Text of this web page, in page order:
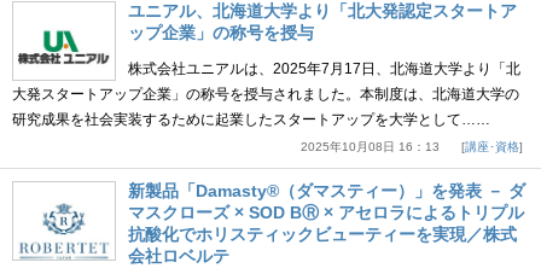
ユニアル、北海道大学より「北大発認定スタートア
ップ企業」の称号を授与
株式会社ユニアルは、2025年7月17日、北海道大学より「北
大発スタートアップ企業」の称号を授与されました。本制度は、北海道大学の
研究成果を社会実装するために起業したスタートアップを大学として……
2025年10月08日 16：13 講座･資格
新製品「Damasty®（ダマスティー）」を発表 － ダ
マスクローズ × SOD BⓇ × アセロラによるトリプル
抗酸化でホリスティックビューティーを実現／株式
会社ロベルテ